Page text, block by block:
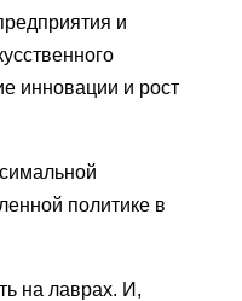
и
инновации и рост
политике в
на лаврах. И,